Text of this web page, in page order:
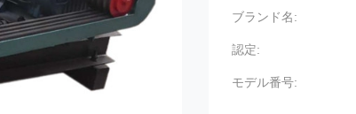
ブランド名:
認定:
モデル番号: